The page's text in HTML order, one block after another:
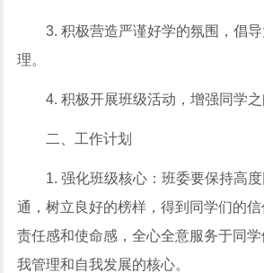
3. 积极营造严谨好学的氛围，倡
理。
4. 积极开展班级活动，增强同学之
二、工作计划
1. 强化班级核心：班委要保持高
通，树立良好的榜样，得到同学们的
责任感和使命感，全心全意服务于同
我管理和自我发展的核心。